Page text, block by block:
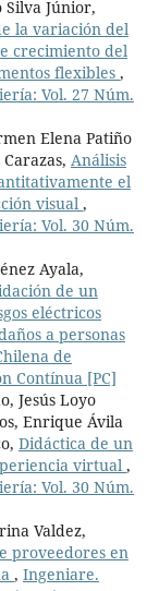
Silva Júnior,
la variación del
crecimiento del
flexibles ,
Vol. 27 Núm.
Elena Patiño
Análisis
el
visual ,
Vol. 30 Núm.
Ayala,
de un
eléctricos
a personas
de
Contínua [PC]
Jesús Loyo
Enrique Ávila
Didáctica de un
virtual ,
Vol. 30 Núm.
Valdez,
proveedores en
, Ingeniare.